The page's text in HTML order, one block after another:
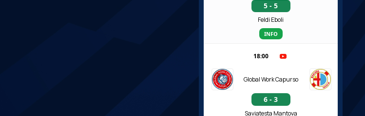
5 - 5
Feldi Eboli
INFO
18:00
Global Work Capurso
6 - 3
Saviatesta Mantova